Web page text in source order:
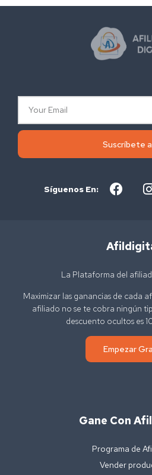
Suscríbete
Síguenos En:
La Plataforma del
Maximizar las ganancias de cada
afiliado no se te cobra ningún
descuento ocultos es
Empezar
Gane Con
Programa de
Vender